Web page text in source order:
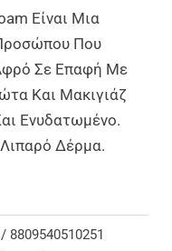
Είναι Μια
Που
Σε Επαφή Με
Και Μακιγιάζ
Ενυδατωμένο.
Δέρμα.
8809540510251